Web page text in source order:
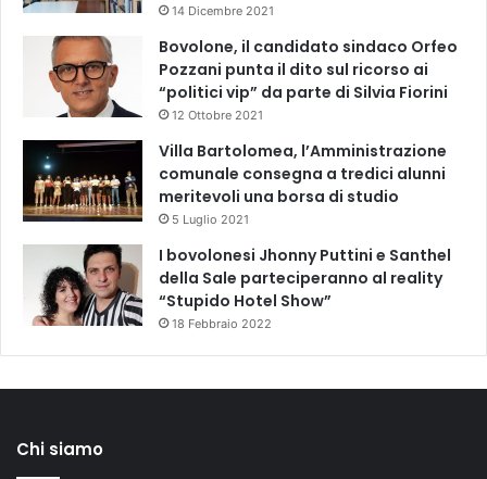
14 Dicembre 2021
Bovolone, il candidato sindaco Orfeo
Pozzani punta il dito sul ricorso ai
“politici vip” da parte di Silvia Fiorini
12 Ottobre 2021
Villa Bartolomea, l’Amministrazione
comunale consegna a tredici alunni
meritevoli una borsa di studio
5 Luglio 2021
I bovolonesi Jhonny Puttini e Santhel
della Sale parteciperanno al reality
“Stupido Hotel Show”
18 Febbraio 2022
Chi siamo